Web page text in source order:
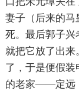
妻子（后来的马
死。最后郭子兴
就把它放了出
了，于是便假
的老家——定远